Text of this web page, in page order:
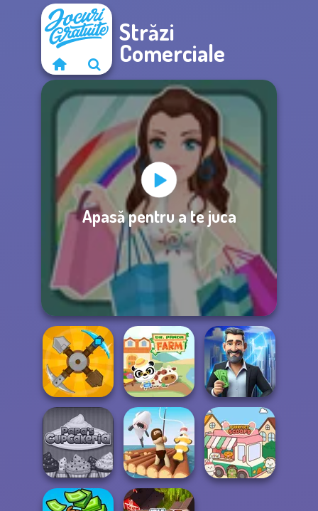
Străzi
Comerciale
Apasă pentru a te juca
Craft Drill Dr. Panda Farm
LandLord Rent
out - Real Estat...